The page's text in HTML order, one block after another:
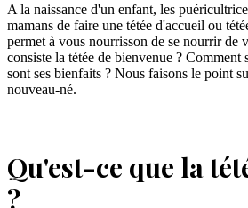
A la naissance d'un enfant, les
mamans de faire une tétée d'accueil ou
permet à vous nourrisson de se nourrir de
consiste la tétée de bienvenue ? Comment
sont ses bienfaits ? Nous faisons le point
nouveau-né.
Qu'est-ce que la
?